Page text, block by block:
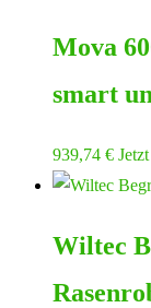
Mova
smart
939,74 €
Wiltec